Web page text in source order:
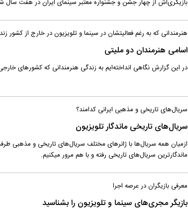
بازیگری‌اش از چهار جشن و جشنواره معتبر سینمای ایران در هفت
هنرمندانی که به رغم فعالیتشان در سینما و تلویزیون در خارج از کشور
اسامی هنرمندان دو ملیتی
در این گزارش نگاهی انداخته‌ایم به زندگی هنرمندانی که کشورهای
سریال‌های تاریخی و مذهبی ایرانی کدامند؟
سریال‌های تاریخی ماندگار تلویزیون
ازمیان همه سریال‌ها با ژانرهای مختلف سریال‌های تاریخی و مذهبی
ماندگارترین سریال‌های تاریخی رفته و با هم مرور میکنیم.
معرفی بازیگران در عرصه اجرا
بازیگر مجری‌های سینما و تلویزیون را بشناسید